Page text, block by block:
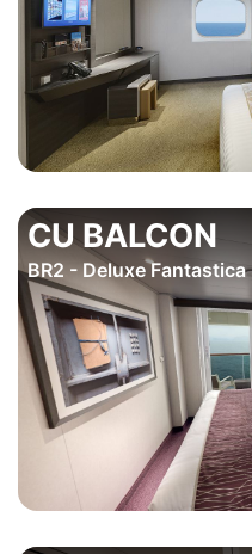
CU BALCON
BR2 - Deluxe Fantastica